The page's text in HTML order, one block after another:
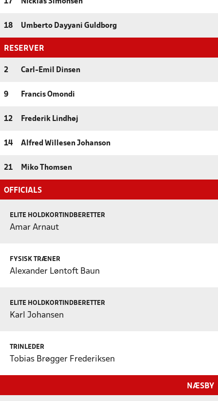
18 Umberto Dayyani Guldborg
RESERVER
2 Carl-Emil Dinsen
9 Francis Omondi
12 Frederik Lindhøj
14 Alfred Willesen Johanson
21 Miko Thomsen
OFFICIALS
ELITE HOLDKORTINDBERETTER
Amar Arnaut
FYSISK TRÆNER
Alexander Løntoft Baun
ELITE HOLDKORTINDBERETTER
Karl Johansen
TRINLEDER
Tobias Brøgger Frederiksen
NÆSBY